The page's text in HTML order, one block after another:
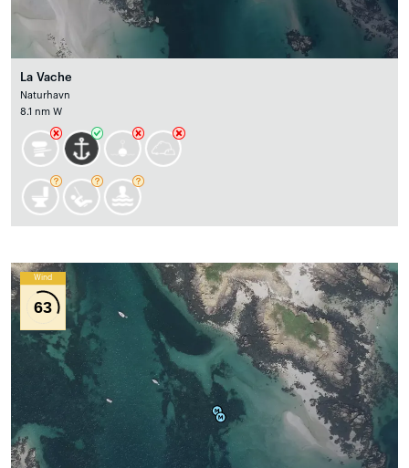
La Vache
Naturhavn
8.1 nm W
Wind
63